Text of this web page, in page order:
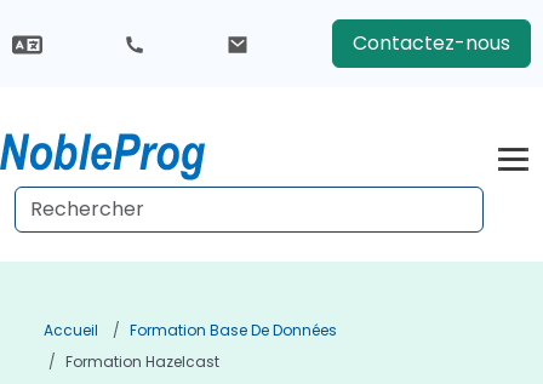
Contactez-nous
Accueil
Formation Base De Données
Formation Hazelcast